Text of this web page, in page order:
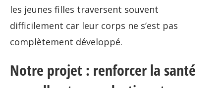
les jeunes filles traversent souvent
difficilement car leur corps ne s’est pas
complètement développé.
Notre projet : renforcer la santé